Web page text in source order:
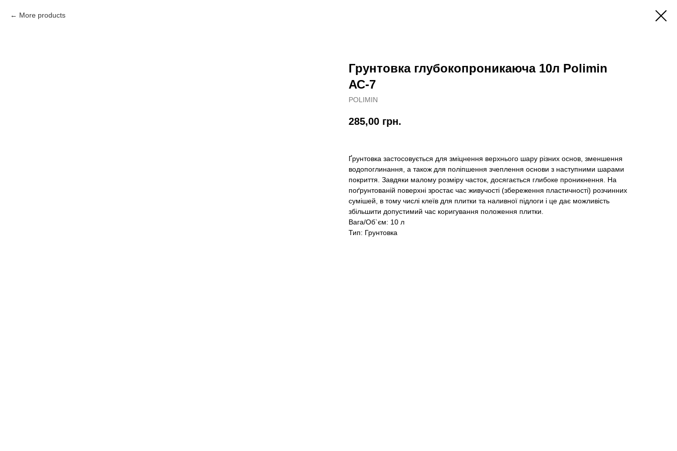
More products
Грунтовка глубокопроникаюча 10л Polimin
АС-7
POLIMIN
285,00 грн.
Ґрунтовка застосовується для зміцнення верхнього шару різних основ, зменшення
водопоглинання, а також для поліпшення зчеплення основи з наступними шарами
покриття. Завдяки малому розміру часток, досягається глибоке проникнення. На
поґрунтованій поверхні зростає час живучості (збереження пластичності) розчинних
сумішей, в тому числі клеїв для плитки та наливної підлоги і це дає можливість
збільшити допустимий час коригування положення плитки.
Вага/Об`єм: 10 л
Тип: Грунтовка